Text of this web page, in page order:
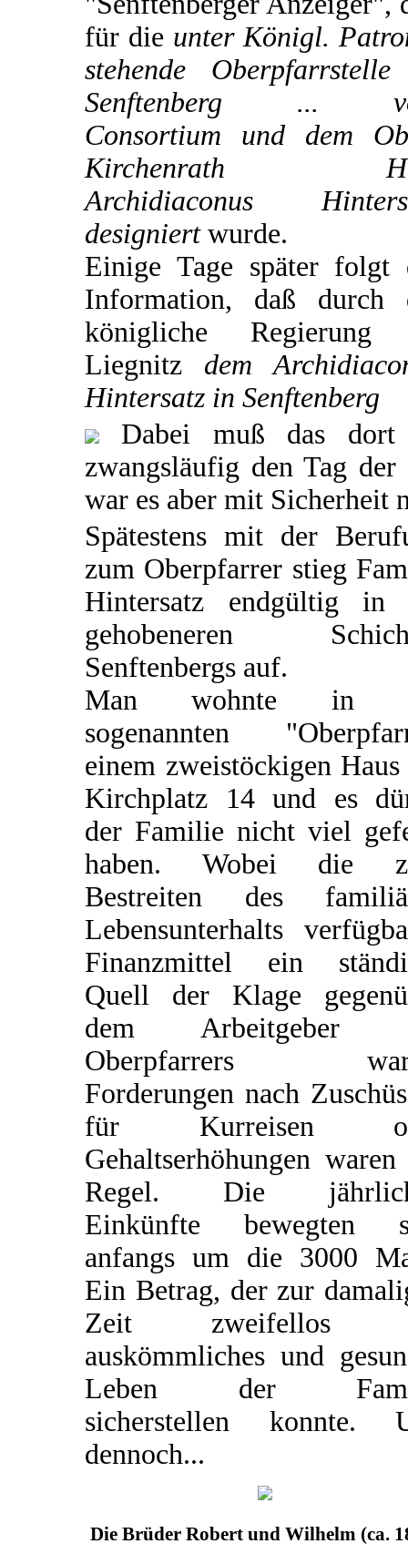
für die unter Königl.
stehende
Senftenberg ...
Consortium und dem
Kirchenrath
Archidiaconus
designiertwurde.
Einige Tage später folgt
Information, daß durch
königliche Regierung
Liegnitz dem
Hintersatz in Senftenberg
Dabei muß das dort
zwangsläufig den Tag
war es aber mit Sicherheit
Spätestens mit der
zum Oberpfarrer stieg
Hintersatz endgültig in
gehobeneren
Senftenbergs auf.
Man wohnte in
sogenannten
einem zweistöckigen Haus
Kirchplatz 14 und es
der Familie nicht viel
haben. Wobei die
Bestreiten des
Lebensunterhalts
Finanzmittel ein
Quell der Klage
dem Arbeitgeber
Oberpfarrers
Forderungen nach
für Kurreisen
Gehaltserhöhungen
Regel. Die
Einkünfte bewegten
anfangs um die 3000
Ein Betrag, der zur
Zeit zweifellos
auskömmliches und
Leben der
sicherstellen konnte.
dennoch...
Die Brüder Robert und Wilhelm (ca.